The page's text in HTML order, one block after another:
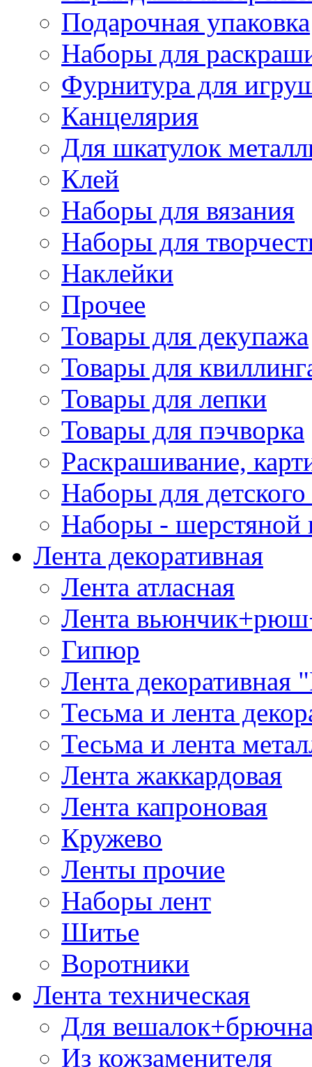
Подарочная упаковка
Наборы для
Фурнитура для
Канцелярия
Для шкатулок
Клей
Наборы для вязания
Наборы для
Наклейки
Прочее
Товары для декупажа
Товары для
Товары для лепки
Товары для пэчворка
Раскрашивание,
Наборы для
Наборы - шерстяной
Лента декоративная
Лента атласная
Лента
Гипюр
Лента декоративная
Тесьма и лента
Тесьма и лента
Лента жаккардовая
Лента капроновая
Кружево
Ленты прочие
Наборы лент
Шитье
Воротники
Лента техническая
Для
Из кожзаменителя